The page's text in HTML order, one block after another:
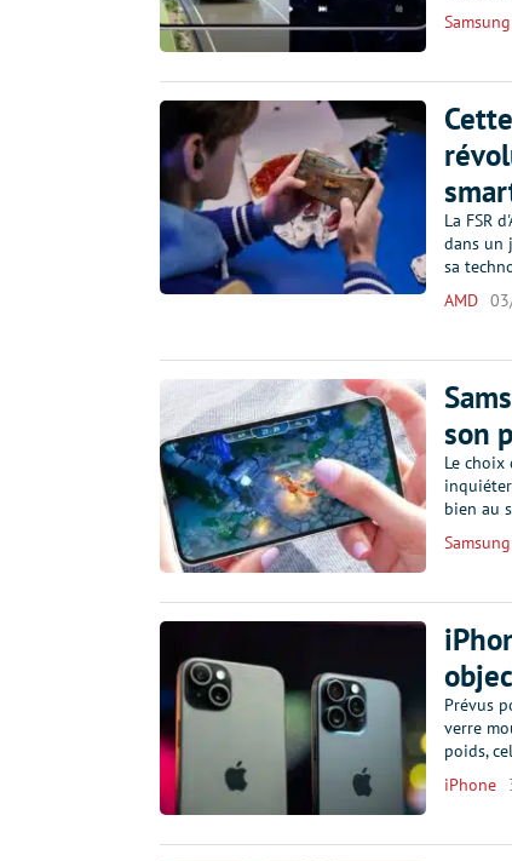
Samsung
La FSR
dans un
sa
AMD
son
Le
bien au
Samsung
Prévus
verre
poids,
iPhone